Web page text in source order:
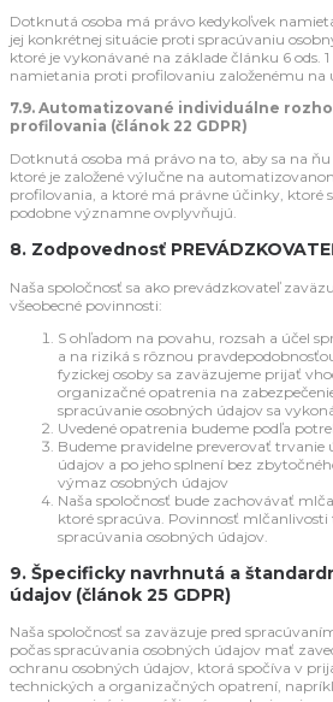
Dotknutá osoba má právo kedykoľvek
jej konkrétnej situácie proti spracúvaniu
ktoré je vykonávané na základe článku 6 ods.
namietania proti profilovaniu založenému na
7.9. Automatizované individuálne
profilovania (článok 22 GDPR)
Dotknutá osoba má právo na to, aby sa na
ktoré je založené výlučne na
profilovania, a ktoré má právne účinky, ktoré
podobne významne ovplyvňujú.
8. Zodpovednosť
Naša spoločnosť sa ako prevádzkovateľ
všeobecné povinnosti:
S ohľadom na povahu, rozsah a účel
a na riziká s rôznou
fyzickej osoby sa zaväzujeme prijať
organizačné opatrenia na
spracúvanie osobných údajov sa
Uvedené opatrenia budeme podľa
Budeme pravidelne preverovať trvanie
údajov a po jeho splnení bez
výmaz osobných údajov
Naša spoločnosť bude zachovávať
ktoré spracúva. Povinnosť
spracúvania osobných údajov.
9. Špecificky navrhnutá a
údajov (článok 25 GDPR)
Naša spoločnosť sa zaväzuje pred
počas spracúvania osobných údajov mať
ochranu osobných údajov, ktorá spočíva v
technických a organizačných opatrení,